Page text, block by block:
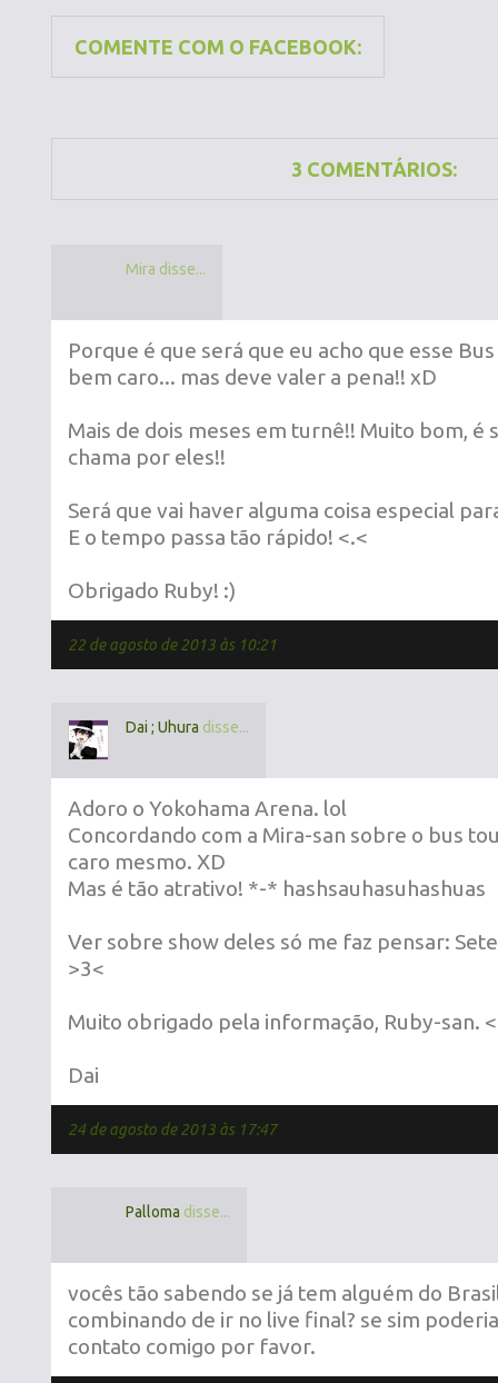
COMENTE COM O FACEBOOK:
3 COMENTÁRIOS:
Mira disse...
Porque é que será que eu acho que esse
bem caro... mas deve valer a pena!! xD
Mais de dois meses em turnê!! Muito bom, é
chama por eles!!
Será que vai haver alguma coisa especial
E o tempo passa tão rápido! <.<
Obrigado Ruby! :)
22 de agosto de 2013 às 10:21
Dai ; Uhura disse...
Adoro o Yokohama Arena. lol
Concordando com a Mira-san sobre o bus
caro mesmo. XD
Mas é tão atrativo! *-* hashsauhasuhashuas
Ver sobre show deles só me faz pensar:
>3<
Muito obrigado pela informação, Ruby-san.
Dai
24 de agosto de 2013 às 17:47
Palloma disse...
vocês tão sabendo se já tem alguém do
combinando de ir no live final? se sim
contato comigo por favor.